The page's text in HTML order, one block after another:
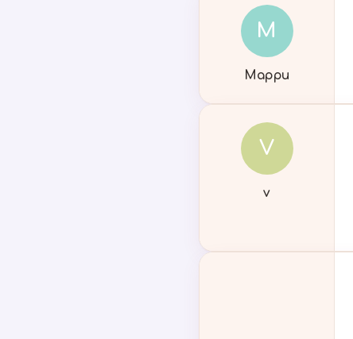
М
Марри
V
v